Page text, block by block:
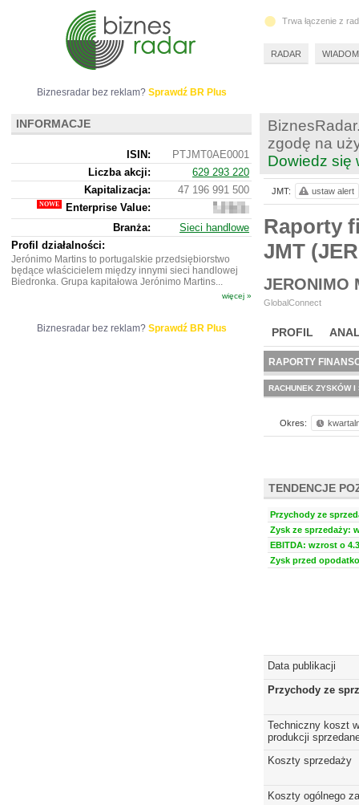
zgodę na
Dowiedz się
Raporty
JMT
JERONIMO
GlobalConnect
PROFIL
WYCENA BR
RAPORTY
RACHUNEK ZYSKÓW I
Okres:
TENDENCJE
Przychody ze
Zysk ze sprzedaży:
EBITDA: wzrost o
Zysk przed
Data publikacji
Przychody ze
Techniczny koszt
produkcji
Koszty sprzedaży
Koszty ogólnego
JMT: ustaw alert
Biznesradar bez reklam? Sprawdź BR Plus
INFORMACJE
ISIN:
PTJMT0AE0001
Liczba akcji:
629 293 220
Kapitalizacja:
47 196 991 500
Enterprise Value:
63
826
995
Branża:
Sieci handlowe
Profil działalności:
Jerónimo Martins to portugalskie przedsiębiorstwo
będące właścicielem między innymi sieci handlowej
Biedronka. Grupa kapitałowa Jerónimo Martins...
więcej »
Biznesradar bez reklam? Sprawdź BR Plus
Trwa łączenie z
RADAR